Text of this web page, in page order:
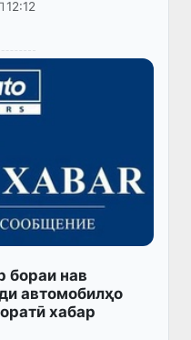
12:12
бораи нав
автомобилҳо
хабар